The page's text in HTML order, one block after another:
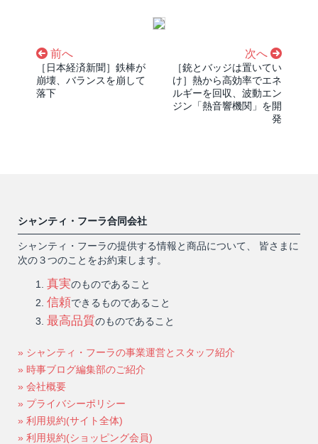
前へ
［日本経済新聞］鉄棒が
崩壊、バランスを崩して
落下
次へ
［銃とバッジは置いてい
け］熱から高効率でエネ
ルギーを回収、波動エン
ジン「熱音響機関」を開
発
シャンティ・フーラ合同会社
シャンティ・フーラの提供する情報と商品について、 皆さまに
次の３つのことをお約束します。
真実のものであること
信頼できるものであること
最高品質のものであること
» シャンティ・フーラの事業運営とスタッフ紹介
» 時事ブログ編集部のご紹介
» 会社概要
» プライバシーポリシー
» 利用規約(サイト全体)
» 利用規約(ショッピング会員)